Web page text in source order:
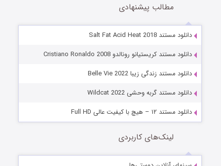
مطالب پیشنهادی
دانلود مستند Salt Fat Acid Heat 2018
دانلود مستند کریستیانو رونالدو Cristiano Ronaldo 2008
دانلود مستند زندگی زیبا Belle Vie 2022
دانلود مستند گربه وحشی Wildcat 2022
دانلود مستند ۱۲ – هیچ با کیفیت عالی Full HD
لینک‌های کاربردی